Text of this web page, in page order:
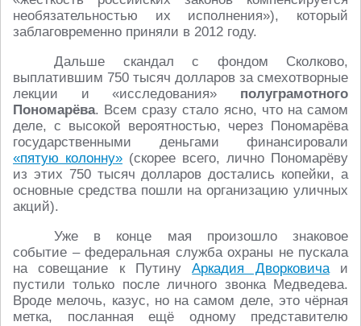
необязательностью их исполнения»), который
заблаговременно приняли в 2012 году.
Дальше скандал с фондом Сколково,
выплатившим 750 тысяч долларов за смехотворные
лекции и «исследования» полуграмотного
Пономарёва. Всем сразу стало ясно, что на самом
деле, с высокой вероятностью, через Пономарёва
государственными деньгами финансировали
«пятую колонну» (скорее всего, лично Пономарёву
из этих 750 тысяч долларов достались копейки, а
основные средства пошли на организацию уличных
акций).
Уже в конце мая произошло знаковое
событие – федеральная служба охраны не пускала
на совещание к ПутинуАркадия Дворковичаи
пустили только после личного звонка Медведева.
Вроде мелочь, казус, но на самом деле, это чёрная
метка, посланная ещё одному представителю